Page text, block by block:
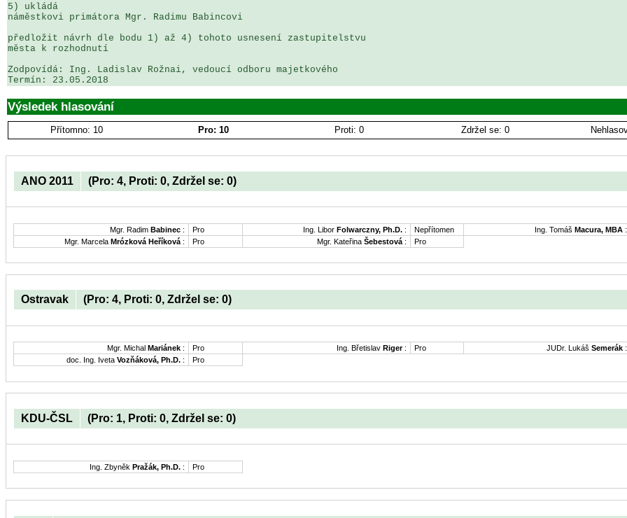
5) ukládá
náměstkovi primátora Mgr. Radimu Babincovi
předložit návrh dle bodu 1) až 4) tohoto usnesení zastupitelstvu
města k rozhodnutí
Zodpovídá: Ing. Ladislav Rožnai, vedoucí odboru majetkového
Výsledek hlasování
Přítomno: 10 Pro: 10 Proti: 0 Zdržel se: 0
ANO 2011 (Pro: 4, Proti: 0, Zdržel se: 0)
Mgr. Radim Babinec : Pro Ing. Libor Folwarczny, Ph.D. : Nepřítomen Ing. Tomáš Macura, MBA :
Mgr. Marcela Mrózková Heříková : Pro Mgr. Kateřina Šebestová : Pro
Ostravak (Pro: 4, Proti: 0, Zdržel se: 0)
Mgr. Michal Mariánek : Pro Ing. Břetislav Riger: Pro JUDr. Lukáš Semerák :
doc. Ing. Iveta Vozňáková, Ph.D. : Pro
KDU-ČSL (Pro: 1, Proti: 0, Zdržel se: 0)
Ing. Zbyněk Pražák, Ph.D. : Pro